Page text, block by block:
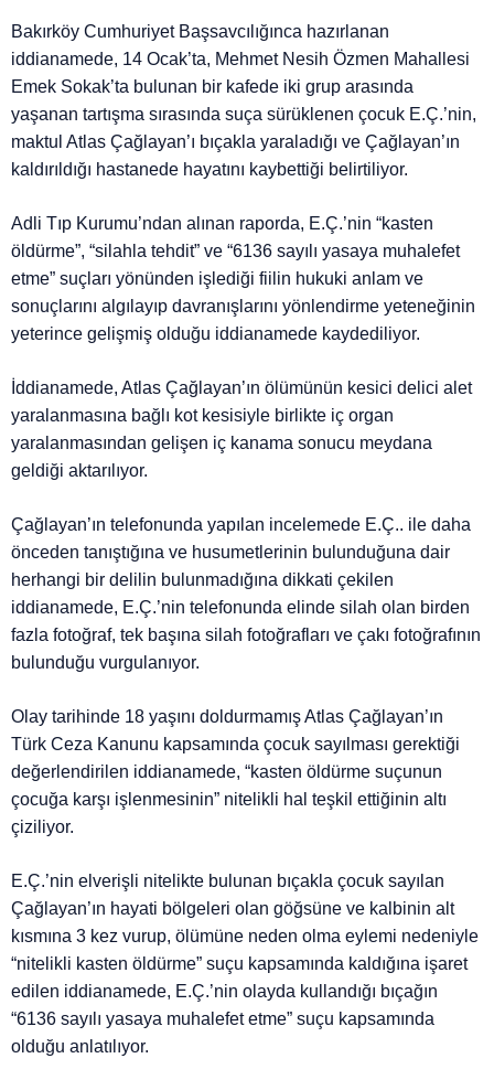
Bakırköy Cumhuriyet Başsavcılığınca hazırlanan
iddianamede, 14 Ocak’ta, Mehmet Nesih Özmen Mahallesi
Emek Sokak’ta bulunan bir kafede iki grup arasında
yaşanan tartışma sırasında suça sürüklenen çocuk E.Ç.’nin,
maktul Atlas Çağlayan’ı bıçakla yaraladığı ve Çağlayan’ın
kaldırıldığı hastanede hayatını kaybettiği belirtiliyor.
Adli Tıp Kurumu’ndan alınan raporda, E.Ç.’nin “kasten
öldürme”, “silahla tehdit” ve “6136 sayılı yasaya muhalefet
etme” suçları yönünden işlediği fiilin hukuki anlam ve
sonuçlarını algılayıp davranışlarını yönlendirme yeteneğinin
yeterince gelişmiş olduğu iddianamede kaydediliyor.
İddianamede, Atlas Çağlayan’ın ölümünün kesici delici alet
yaralanmasına bağlı kot kesisiyle birlikte iç organ
yaralanmasından gelişen iç kanama sonucu meydana
geldiği aktarılıyor.
Çağlayan’ın telefonunda yapılan incelemede E.Ç.. ile daha
önceden tanıştığına ve husumetlerinin bulunduğuna dair
herhangi bir delilin bulunmadığına dikkati çekilen
iddianamede, E.Ç.’nin telefonunda elinde silah olan birden
fazla fotoğraf, tek başına silah fotoğrafları ve çakı fotoğrafının
bulunduğu vurgulanıyor.
Olay tarihinde 18 yaşını doldurmamış Atlas Çağlayan’ın
Türk Ceza Kanunu kapsamında çocuk sayılması gerektiği
değerlendirilen iddianamede, “kasten öldürme suçunun
çocuğa karşı işlenmesinin” nitelikli hal teşkil ettiğinin altı
çiziliyor.
E.Ç.’nin elverişli nitelikte bulunan bıçakla çocuk sayılan
Çağlayan’ın hayati bölgeleri olan göğsüne ve kalbinin alt
kısmına 3 kez vurup, ölümüne neden olma eylemi nedeniyle
“nitelikli kasten öldürme” suçu kapsamında kaldığına işaret
edilen iddianamede, E.Ç.’nin olayda kullandığı bıçağın
“6136 sayılı yasaya muhalefet etme” suçu kapsamında
olduğu anlatılıyor.